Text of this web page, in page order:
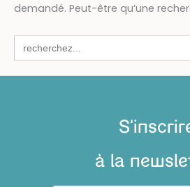
demandé. Peut-être qu’une
Search
for:
à la